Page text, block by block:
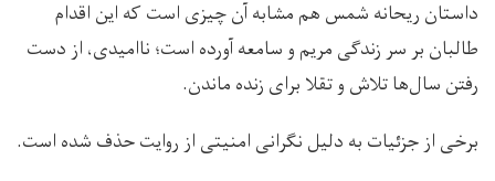
داستان ریحانه شمس هم مشابه آن چیزی است که این اقدام
طالبان بر سر زندگی مریم و سامعه آورده است؛ ناامیدی، از دست
رفتن سال‌ها تلاش و تقلا برای زنده ماندن.
برخی از جزئیات به دلیل نگرانی امنیتی از روایت حذف شده است.